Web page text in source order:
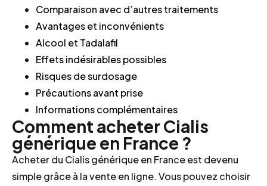
Comparaison avec d’autres traitements
Avantages et inconvénients
Alcool et Tadalafil
Effets indésirables possibles
Risques de surdosage
Précautions avant prise
Informations complémentaires
Comment acheter Cialis
générique en France ?
Acheter du Cialis générique en France est devenu
simple grâce à la vente en ligne. Vous pouvez choisir